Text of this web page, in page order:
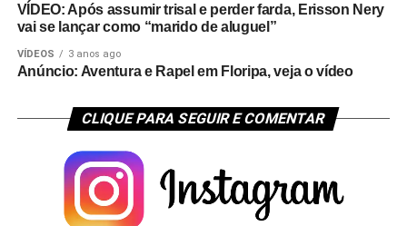
VÍDEO: Após assumir trisal e perder farda, Erisson Nery
vai se lançar como “marido de aluguel”
VÍDEOS 3 anos ago
Anúncio: Aventura e Rapel em Floripa, veja o vídeo
CLIQUE PARA SEGUIR E COMENTAR